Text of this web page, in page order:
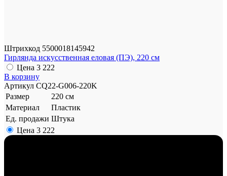
Штрихкод 5500018145942
Гирлянда искусственная еловая (ПЭ), 220 см
Цена 3 222
В корзину
Артикул CQ22-G006-220K
Размер
220 см
Материал
Пластик
Ед. продажи Штука
Цена 3 222